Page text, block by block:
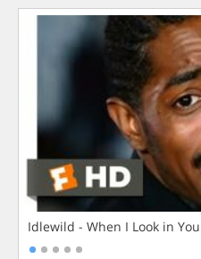
Idlewild - When I Look in